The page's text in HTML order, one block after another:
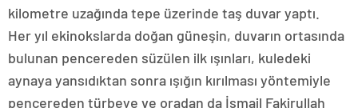
kilometre uzağında tepe üzerinde taş duvar yaptı.
Her yıl ekinokslarda doğan güneşin, duvarın ortasında
bulunan pencereden süzülen ilk ışınları, kuledeki
aynaya yansıdıktan sonra ışığın kırılması yöntemiyle
pencereden türbeye ve oradan da İsmail Fakirullah